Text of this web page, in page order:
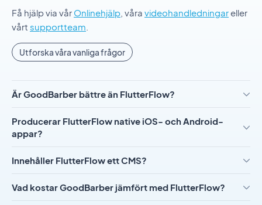
Få hjälp via vår Onlinehjälp , våra videohandledningareller
vårt supportteam
Utforska våra vanliga frågor
Är GoodBarber bättre än FlutterFlow?
Producerar FlutterFlow native iOS- och Android-
appar?
Innehåller FlutterFlow ett CMS?
Vad kostar GoodBarber jämfört med FlutterFlow?